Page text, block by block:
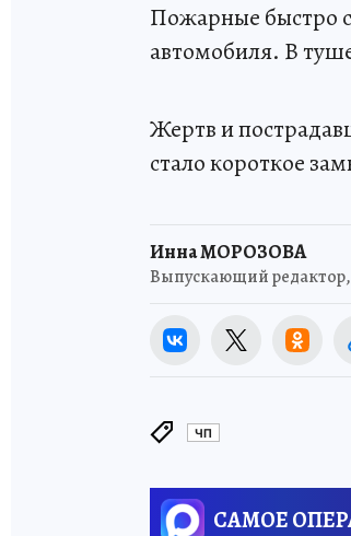
Пожарные быстро
автомобиля. В
Жертв и
стало короткое
Инна МОРОЗОВА
Выпускающий
ЧП
САМОЕ